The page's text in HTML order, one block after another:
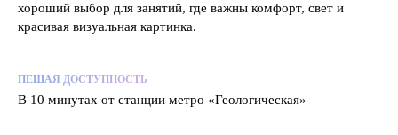
хороший выбор для занятий, где важны комфорт, свет и
красивая визуальная картинка.
ПЕШАЯ ДОСТУПНОСТЬ
В 10 минутах от станции метро «Геологическая»